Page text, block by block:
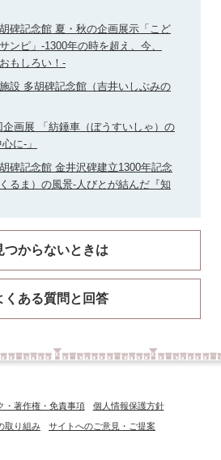
碑記念館 夏・秋の企画展示「こど
ンピ」‐1300年の時を超え、今、
もしろい！‐
設 多胡碑記念館（吉井いしぶみの
画展 「紡錘車（ぼうすいしゃ）の
に‐」
碑記念館 金井沢碑建立1300年記念
るま）の風景‐人びとが結んだ『知
つからないときは
くある質問と回答
・著作権・免責事項 個人情報保護方針
取り組み サイトへのご意見・ご提案